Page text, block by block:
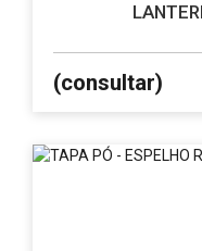
(consultar)